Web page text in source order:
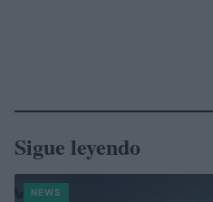
Sigue leyendo
NEWS